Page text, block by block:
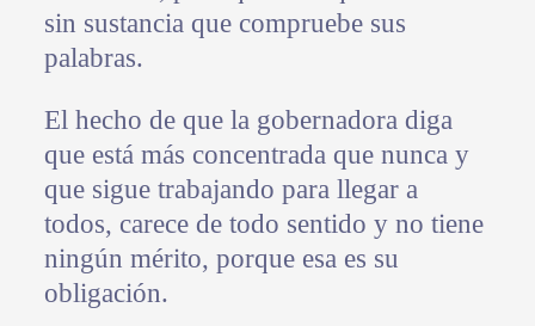
sin sustancia que compruebe sus
palabras.
El hecho de que la gobernadora diga
que está más concentrada que nunca y
que sigue trabajando para llegar a
todos, carece de todo sentido y no tiene
ningún mérito, porque esa es su
obligación.